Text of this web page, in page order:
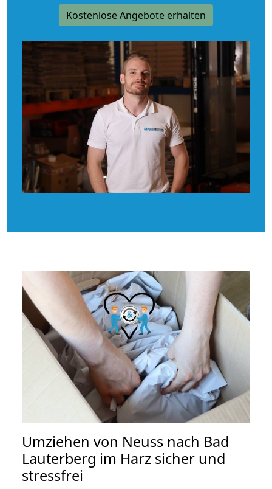
Kostenlose Angebote erhalten
Umziehen von Neuss nach Bad
Lauterberg im Harz sicher und
stressfrei